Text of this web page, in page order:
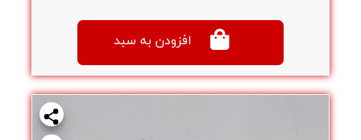
افزودن به سبد